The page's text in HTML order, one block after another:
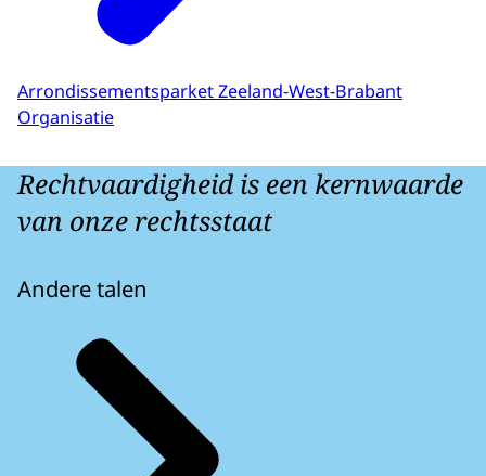
Arrondissementsparket Zeeland-West-Brabant
Organisatie
Rechtvaardigheid is een kernwaarde
van onze rechtsstaat
Andere talen